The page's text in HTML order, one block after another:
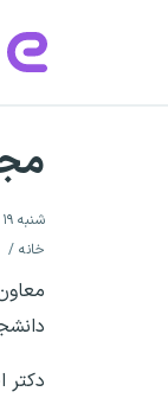
شنبه ۱۹ اردیبهشت ۱۴۰۵
خانه
دکتر